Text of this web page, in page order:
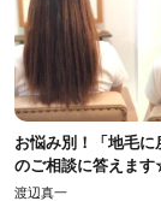
お悩み別！「地毛に
のご相談に答えま
渡辺真一